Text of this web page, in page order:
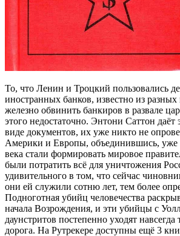
То, что Ленин и Троцкий пользовались
иностранных банков, известно из
железно обвинить банкиров в развале
этого недостаточно. Энтони Саттон
виде документов, их уже никто не
Америки и Европы, объединившись, уже
века стали формировать мировое
были потратить всё для уничтожения
удивительного в том, что сейчас
они ей служили сотню лет, тем более
Подноготная убийц человечества
начала Возрождения, и эти убийцы с
даунстритов постепенно уходят навсегда
дорога. На Рутрекере доступны ещё 3